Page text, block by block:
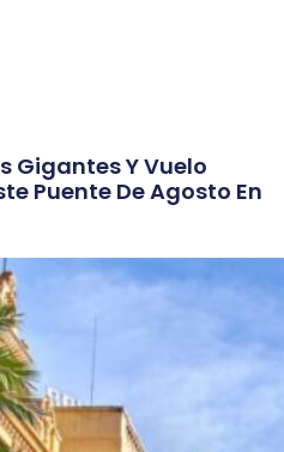
Gigantes Y Vuelo
Puente De Agosto En